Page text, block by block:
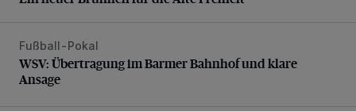
WSV: Übertragung im Barmer Bahnhof und klare Ansage
Fußball-Pokal
WSV: Übertragung im Barmer Bahnhof und klare
Ansage